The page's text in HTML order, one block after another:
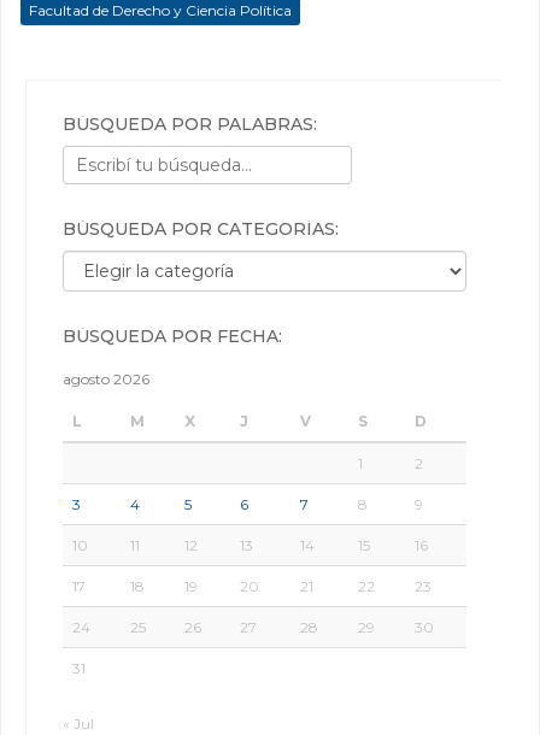
Facultad de Derecho y Ciencia Política
BÚSQUEDA POR PALABRAS:
BÚSQUEDA POR CATEGORÍAS:
Búsqueda por categorías:
BÚSQUEDA POR FECHA:
agosto 2026
L M X J V S D
1 2
3 4 5 6 7 8 9
10 11 12 13 14 15 16
17 18 19 20 21 22 23
24 25 26 27 28 29 30
31
« Jul